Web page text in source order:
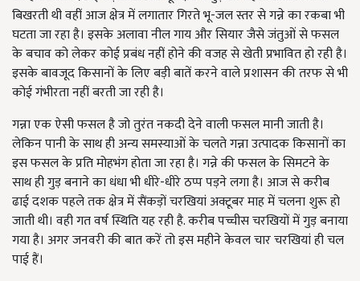
बिखरती थी वहीं आज क्षेत्र में लगातार गिरते भू-जल स्तर से गन्ने का रकबा भी
घटता जा रहा है। इसके अलावा नील गाय और सियार जैसे जंतुओं से फसल
के बचाव को लेकर कोई प्रबंध नहीं होने की वजह से खेती प्रभावित हो रही है।
इसके बावजूद किसानों के लिए बड़ी बातें करने वाले प्रशासन की तरफ से भी
कोई गंभीरता नहीं बरती जा रही है।
गन्ना एक ऐसी फसल है जो तुरंत नकदी देने वाली फसल मानी जाती है।
लेकिन पानी के साथ ही अन्य समस्याओं के चलते गन्ना उत्पादक किसानों का
इस फसल के प्रति मोहभंग होता जा रहा है। गन्ने की फसल के सिमटने के
साथ ही गुड़ बनाने का धंधा भी धीरे-धीरे ठप्प पड़ने लगा है। आज से करीब
ढाई दशक पहले तक क्षेत्र में सैंकड़ों चरखियां अक्टूबर माह में चलना शुरू हो
जाती थी। वही गत वर्ष स्थिति यह रही है. करीब पच्चीस चरखियों में गुड़ बनाया
गया है। अगर जनवरी की बात करें तो इस महीने केवल चार चरखियां ही चल
पाई हैं।